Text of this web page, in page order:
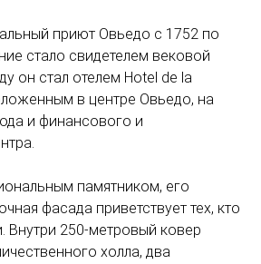
приют Овьедо с 1752 по
стало свидетелем вековой
он стал отелем Hotel de la
в центре Овьедо, на
и финансового и
памятником, его
фасада приветствует тех, кто
Внутри 250-метровый ковер
холла, два